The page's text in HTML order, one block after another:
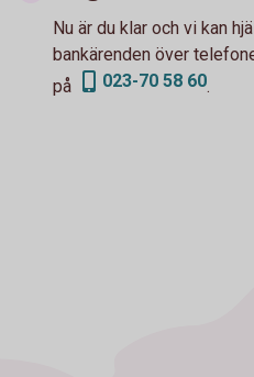
Nu är du klar och vi kan
bankärenden över
på
023-70 58 60.